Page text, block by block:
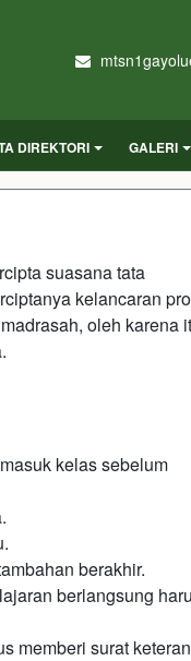
DIREKTORI GALERI
suasana tata
kelancaran
oleh karena
kelas sebelum
berakhir.
berlangsung
memberi surat